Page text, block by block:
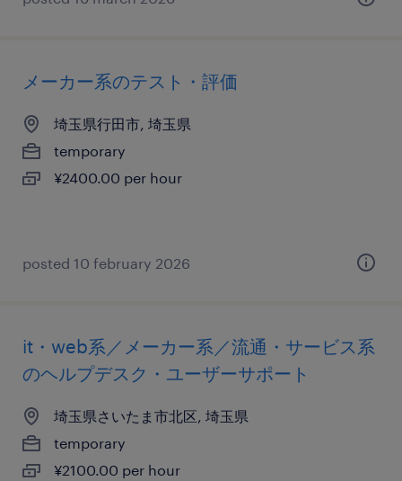
メーカー系のテスト・評価
埼玉県行田市, 埼玉県
temporary
¥2400.00 per hour
posted 10 february 2026
it・web系／メーカー系／流通・サービス系
のヘルプデスク・ユーザーサポート
埼玉県さいたま市北区, 埼玉県
temporary
¥2100.00 per hour